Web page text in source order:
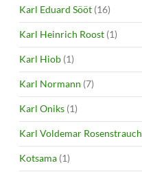
Karl Eduard Sööt (16)
Karl Heinrich Roost (1)
Karl Hiob (1)
Karl Normann (7)
Karl Oniks (1)
Karl Voldemar Rosenstrauch
Kotsama (1)